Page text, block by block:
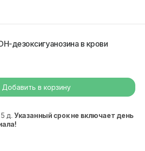
дезоксигуанозина в крови
Добавить в корзину
5 д.Указанный срок не включает день